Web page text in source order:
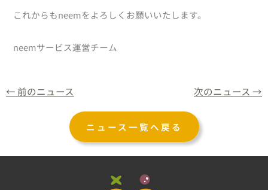
これからもneemをよろしくお願いいたします。
neemサービス運営チーム
← 前のニュース 次のニュース→
ニュース一覧へ戻る